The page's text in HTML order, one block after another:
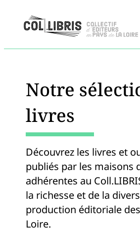
Notre
livres
Découvrez les livres et
publiés par les maisons
adhérentes au
la richesse et de la
production éditoriale
Loire.